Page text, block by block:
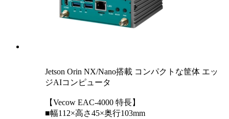
Jetson Orin NX/Nano搭載 コンパクトな筐体 エッ
ジAIコンピュータ
【Vecow EAC-4000 特長】
■幅112×高さ45×奥行103mm